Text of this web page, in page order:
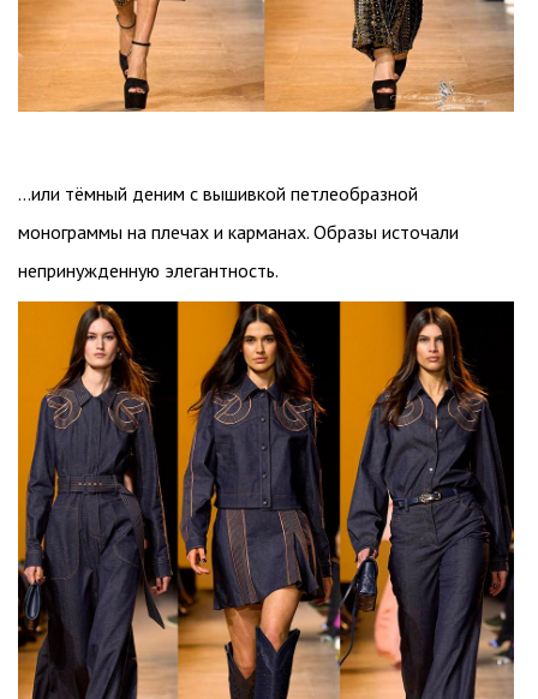
…или тёмный деним с вышивкой петлеобразной
монограммы на плечах и карманах. Образы источали
непринужденную элегантность.